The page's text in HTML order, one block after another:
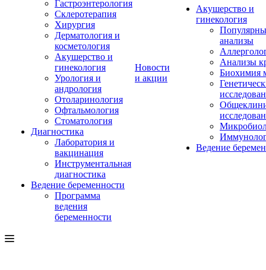
Гастроэнтерология
Склеротерапия
Хирургия
Дерматология и
косметология
Акушерство и
гинекология
Урология и
андрология
Отоларинология
Офтальмология
Стоматология
Диагностика
Лаборатория и
вакцинация
Инструментальная
диагностика
Ведение беременности
Программа
ведения
беременности
Новости
и акции
Акушерство и
гинекология
анализы
Анализы
Биохимия
Ведение